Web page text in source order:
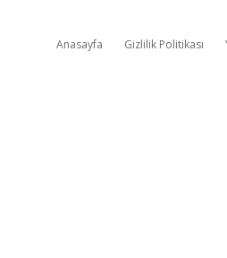
Anasayfa Gizlilik Politikası